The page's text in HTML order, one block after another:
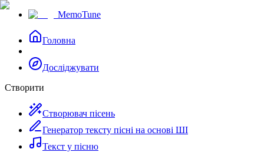
MemoTune
Головна
Досліджувати
Створити
Створювач пісень
Генератор тексту пісні на основі ШІ
Текст у пісню